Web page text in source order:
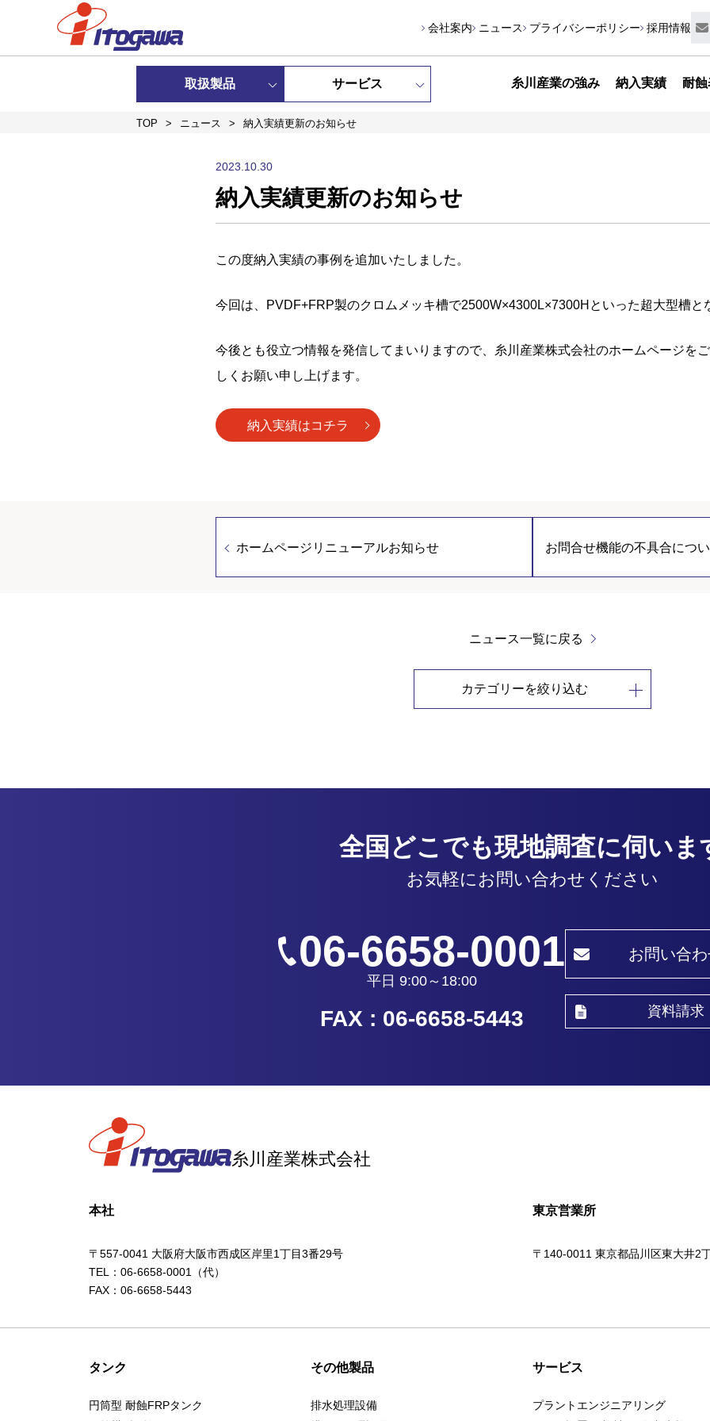
会社案内 ニュース プライバシーポリシー 採用情報
取扱製品 サービス 糸川産業の強み 納入実績 耐蝕
TOP > ニュース > 納入実績更新のお知らせ
2023.10.30
納入実績更新のお知らせ
この度納入実績の事例を追加いたしました。
今回は、PVDF+FRP製のクロムメッキ槽で2500W×4300L×7300Hといった超大型槽と
今後とも役立つ情報を発信してまいりますので、糸川産業株式会社のホームページを
しくお願い申し上げます。
納入実績はコチラ
ホームページリニューアルお知らせ お問合せ機能の不具合につ
ニュース一覧に戻る
カテゴリーを絞り込む
全国どこでも現地調査に伺いま
お気軽にお問い合わせください
06-6658-0001
平日 9:00～18:00
FAX : 06-6658-5443
お問い合
資料請求
糸川産業株式会社
本社
〒557-0041 大阪府大阪市西成区岸里1丁目3番29号
TEL： 06-6658-0001 （代）
FAX：06-6658-5443
東京営業所
〒140-0011 東京都品川区東大井2
タンク
円筒型 耐蝕FRPタンク
その他製品
排水処理設備
サービス
プラントエンジニアリング